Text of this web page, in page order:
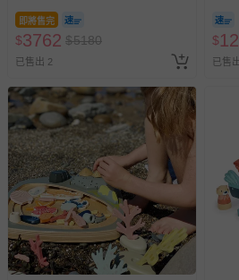
即將售完
$3762 $5180
已售出 2
$
已售